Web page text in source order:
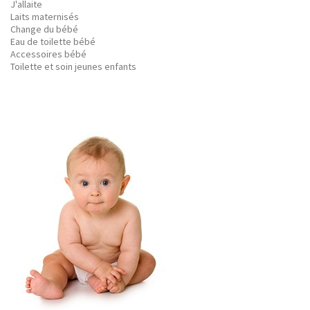
J'allaite
Laits maternisés
Change du bébé
Eau de toilette bébé
Accessoires bébé
Toilette et soin jeunes enfants